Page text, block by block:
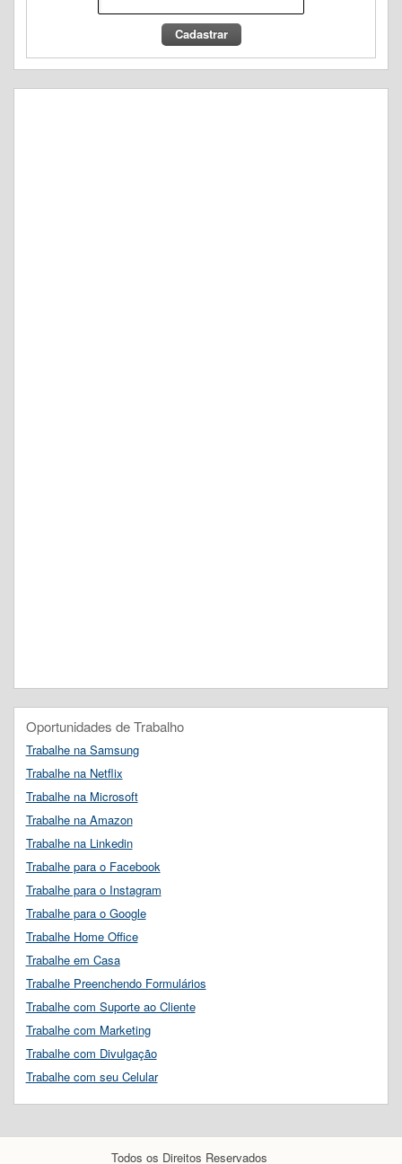
Oportunidades de Trabalho
Trabalhe na Samsung
Trabalhe na Netflix
Trabalhe na Microsoft
Trabalhe na Amazon
Trabalhe na Linkedin
Trabalhe para o Facebook
Trabalhe para o Instagram
Trabalhe para o Google
Trabalhe Home Office
Trabalhe em Casa
Trabalhe Preenchendo Formulários
Trabalhe com Suporte ao Cliente
Trabalhe com Marketing
Trabalhe com Divulgação
Trabalhe com seu Celular
Todos os Direitos Reservados